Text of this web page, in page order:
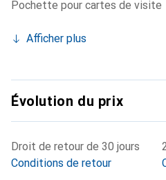
Pochette pour cartes de visite
Afficher plus
Évolution du prix
Droit de retour de 30 jours
Conditions de retour